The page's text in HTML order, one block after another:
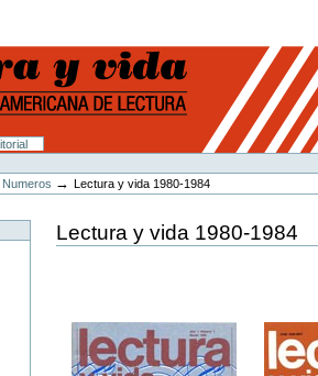
Numeros →Lectura y vida 1980-1984
Lectura y vida 1980-1984